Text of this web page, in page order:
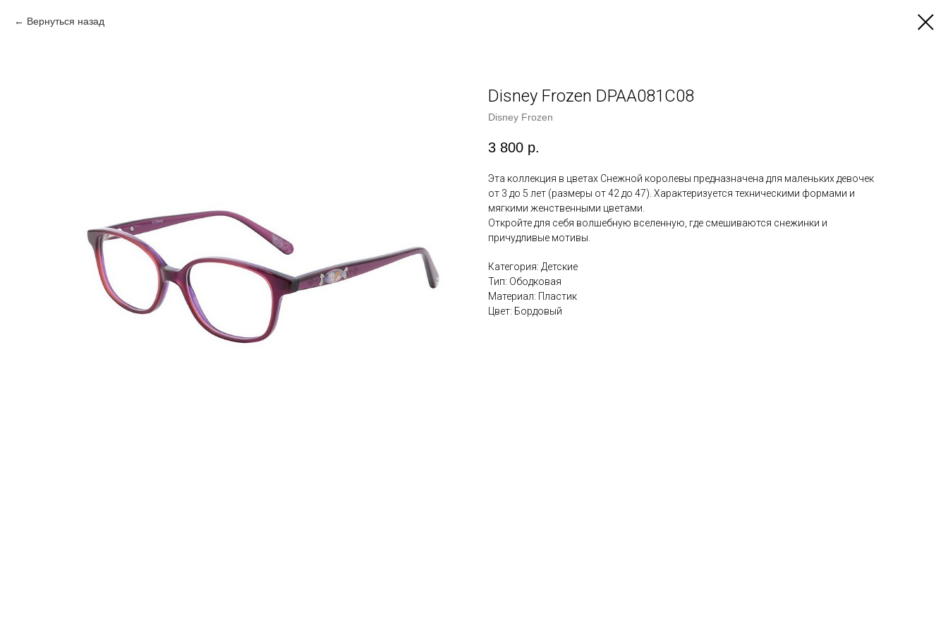
Вернуться назад
Disney Frozen DPAA081C08
Disney Frozen
3 800 р.
Эта коллекция в цветах Снежной королевы предназначена для маленьких девочек
от 3 до 5 лет (размеры от 42 до 47). Характеризуется техническими формами и
мягкими женственными цветами.
Откройте для себя волшебную вселенную, где смешиваются снежинки и
причудливые мотивы.
Категория: Детские
Тип: Ободковая
Материал: Пластик
Цвет: Бордовый